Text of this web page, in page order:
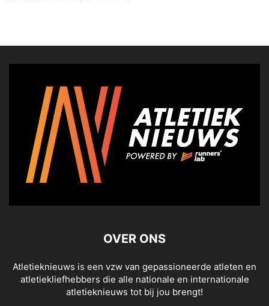
OVER ONS
Atletieknieuws is een vzw van gepassioneerde atleten en
atletiekliefhebbers die alle nationale en internationale
atletieknieuws tot bij jou brengt!